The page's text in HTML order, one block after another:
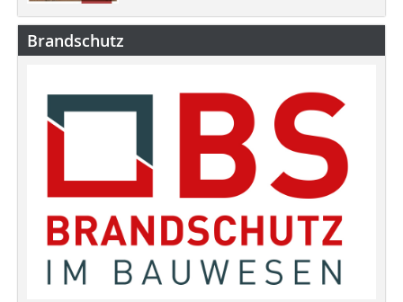
Brandschutz